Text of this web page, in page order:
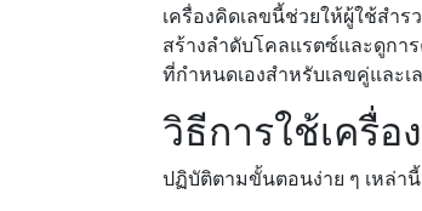
เครื่องคิดเลขนี้ช่วยให้ผู้ใช้สำ
สร้างลำดับโคลแรตซ์และดูกา
ที่กำหนดเองสำหรับเลขคู่และ
วิธีการใช้เครื่อ
ปฏิบัติตามขั้นตอนง่าย ๆ เหล่า